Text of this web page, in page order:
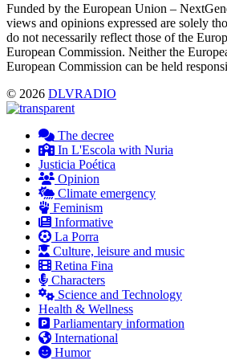
Funded by the European Union –
views and opinions expressed are solely
do not necessarily reflect those of the
European Commission. Neither the
European Commission can be held
© 2026 DLVRADIO
The decree
In L'Escola with Nuria
Justicia Poética
Opinion
Climate emergency
Feminism
Informative
La Porra
Culture, leisure and music
Retina Fina
Characters
Science and Technology
Health & Wellness
Parliamentary information
International
Humor